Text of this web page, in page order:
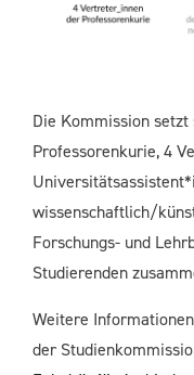
Die Kommission
Professorenkurie, 4
wissenschaftlich/
Forschungs- und
Studierenden
Weitere
der